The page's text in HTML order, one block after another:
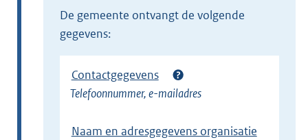
de gemeente ontvangt de volgende
gegevens:
Contactgegevens
Telefoonnummer, e-mailadres
Naam en adresgegevens organisatie